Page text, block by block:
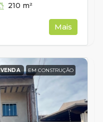
210 m²
Mais
VENDA EM CONSTRUÇÃO